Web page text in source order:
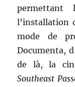
permettant
l’installation
mode de
Documenta,
de là, la
Southeast